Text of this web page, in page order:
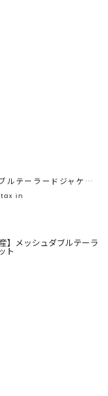
メッシュダブルテーラードジャケット
tax in